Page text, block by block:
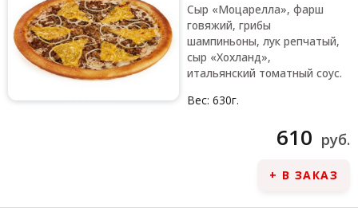
Сыр «Моцарелла», фарш
говяжий, грибы
шампиньоны, лук репчатый,
сыр «Хохланд»,
итальянский томатный соус.
Вес: 630г.
610 руб.
+ В ЗАКАЗ